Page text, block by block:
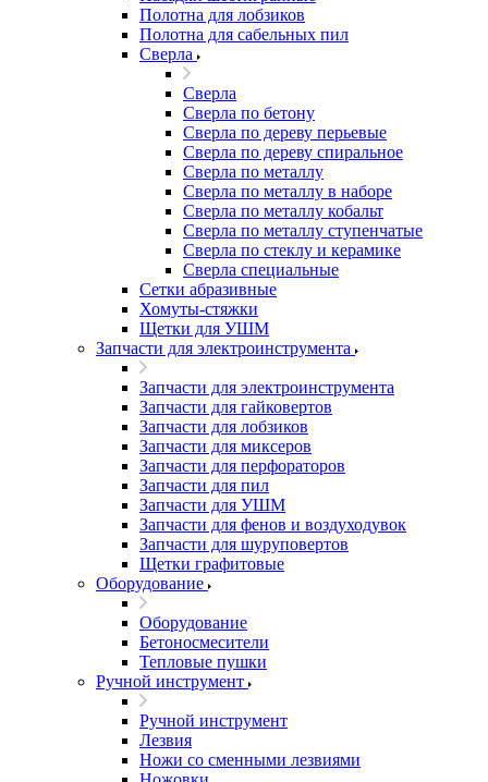
Полотна для лобзиков
Полотна для сабельных пил
Сверла
Сверла
Сверла по бетону
Сверла по дереву перьевые
Сверла по дереву спиральное
Сверла по металлу
Сверла по металлу в наборе
Сверла по металлу кобальт
Сверла по металлу ступенчатые
Сверла по стеклу и керамике
Сверла специальные
Сетки абразивные
Хомуты-стяжки
Щетки для УШМ
Запчасти для электроинструмента
Запчасти для электроинструмента
Запчасти для гайковертов
Запчасти для лобзиков
Запчасти для миксеров
Запчасти для перфораторов
Запчасти для пил
Запчасти для УШМ
Запчасти для фенов и воздуходувок
Запчасти для шуруповертов
Щетки графитовые
Оборудование
Оборудование
Бетоносмесители
Тепловые пушки
Ручной инструмент
Ручной инструмент
Лезвия
Ножи со сменными лезвиями